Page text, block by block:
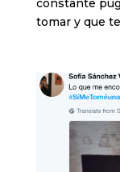
constante
tomar y que